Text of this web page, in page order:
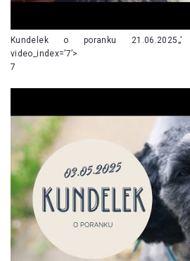
Kundelek o poranku 21.06.2025„’
video_index=’7’>
7